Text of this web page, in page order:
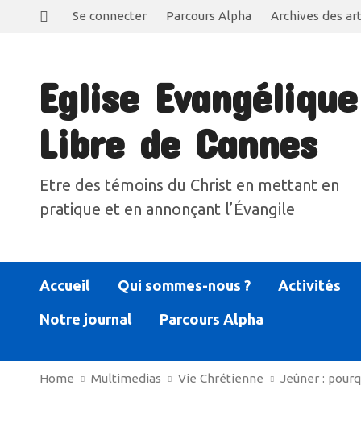
Se connecter Parcours Alpha Archives des
Eglise Evangélique
Libre de Cannes
Etre des témoins du Christ en mettant en
pratique et en annonçant l’Évangile
Accueil Qui sommes-nous ? Activités
Notre journal Parcours Alpha
Home Multimedias Vie Chrétienne Jeûner :